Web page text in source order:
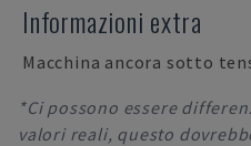
Informazioni extra
Macchina ancora sotto
*Ci possono essere
valori reali, questo